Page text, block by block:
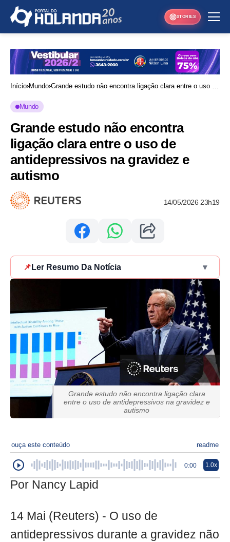
STORIES
Início Mundo Grande estudo não encontra ligação clara entre o uso de
Mundo
Grande estudo não encontra
ligação clara entre o uso de
antidepressivos na gravidez e
autismo
14/05/2026 23h19
📌 Ler Resumo Da Notícia ▾
Grande estudo não encontra ligação clara
entre o uso de antidepressivos na gravidez e
autismo
ouça este conteúdo readme
0:00 1.0x
Por Nancy Lapid
14 Mai (Reuters) - O uso de
antidepressivos durante a gravidez não